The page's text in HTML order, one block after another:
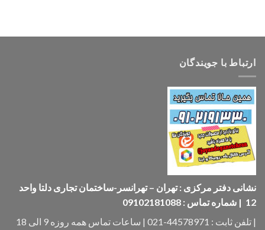
ارتباط با جویندگان
نشانی دفتر مرکزی : تهران – تهرانسر-ساختمان تجاری دلتا واحد
12 | شماره تماس : 09102181088
| تلفن ثابت : 44578971-021 | ساعات تماس همه روزه 9 الی 18